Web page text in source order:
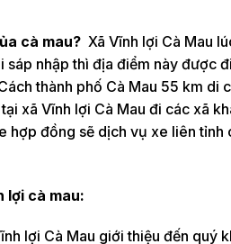
cà mau? Xã Vĩnh lợi Cà Mau
sáp nhập thì địa điểm này được
thành phố Cà Mau 55 km
xã Vĩnh lợi Cà Mau đi các xã
hợp đồng sẽ dịch vụ xe liên
lợi cà mau:
lợi Cà Mau giới thiệu đến